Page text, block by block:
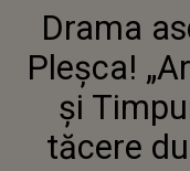
Drama
Pleșca!
și
tăcere